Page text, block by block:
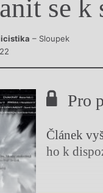
se k
– Sloupek
Pro
Článek
ho k